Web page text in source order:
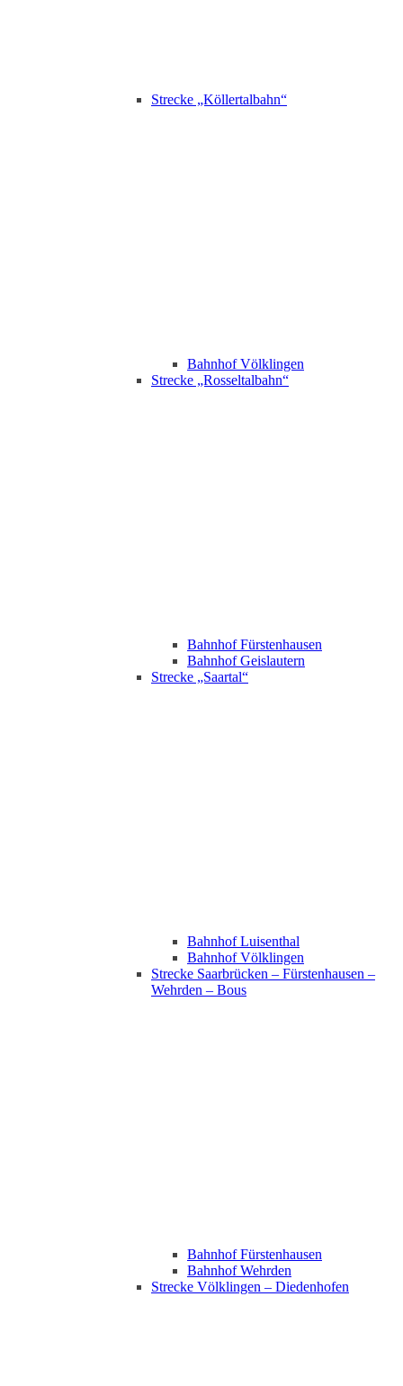
Strecke „Köllertalbahn“
Bahnhof Völklingen
Strecke „Rosseltalbahn“
Bahnhof Fürstenhausen
Bahnhof Geislautern
Strecke „Saartal“
Bahnhof Luisenthal
Bahnhof Völklingen
Strecke Saarbrücken – Fürstenhausen –
Wehrden – Bous
Bahnhof Fürstenhausen
Bahnhof Wehrden
Strecke Völklingen – Diedenhofen